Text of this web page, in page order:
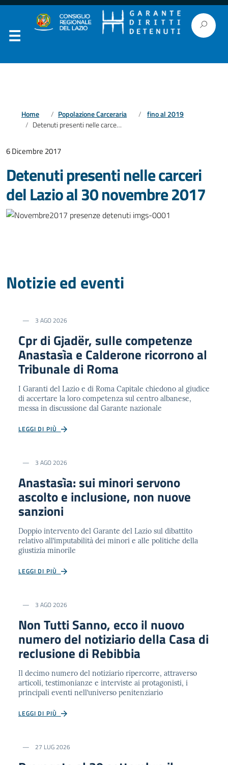
Home Popolazione Carceraria
fino al 2019
Detenuti presenti nelle carceri del Lazio al 30 novembre 2017
6 Dicembre 2017
Detenuti presenti nelle carceri
del Lazio al 30 novembre 2017
Notizie ed eventi
3 AGO 2026
Cpr di Gjadër, sulle competenze
Anastasìa e Calderone ricorrono al
Tribunale di Roma
I Garanti del Lazio e di Roma Capitale chiedono al giudice
di accertare la loro competenza sul centro albanese,
messa in discussione dal Garante nazionale
LEGGI DI PIÙ
3 AGO 2026
Anastasìa: sui minori servono
ascolto e inclusione, non nuove
sanzioni
Doppio intervento del Garante del Lazio sul dibattito
relativo all’imputabilità dei minori e alle politiche della
giustizia minorile
LEGGI DI PIÙ
3 AGO 2026
Non Tutti Sanno, ecco il nuovo
numero del notiziario della Casa di
reclusione di Rebibbia
Il decimo numero del notiziario ripercorre, attraverso
articoli, testimonianze e interviste ai protagonisti, i
principali eventi nell’universo penitenziario
LEGGI DI PIÙ
27 LUG 2026